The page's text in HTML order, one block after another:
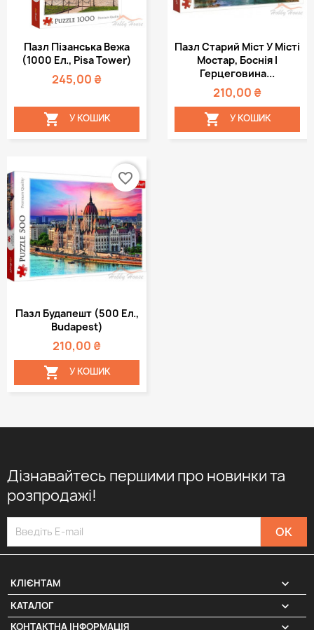
Пазл Пізанська Вежа
(1000 Ел., Pisa Tower)
245,00 ₴
 У КОШИК
Пазл Старий Міст У Місті
Мостар, Боснія І
Герцеговина...
210,00 ₴
 У КОШИК
Пазл Будапешт (500 Ел.,
Budapest)
210,00 ₴
 У КОШИК
favorite_border
Дізнавайтесь першими про новинки та
розпродажі!
КЛІЄНТАМ 
КАТАЛОГ 
КОНТАКТНА ІНФОРМАЦІЯ